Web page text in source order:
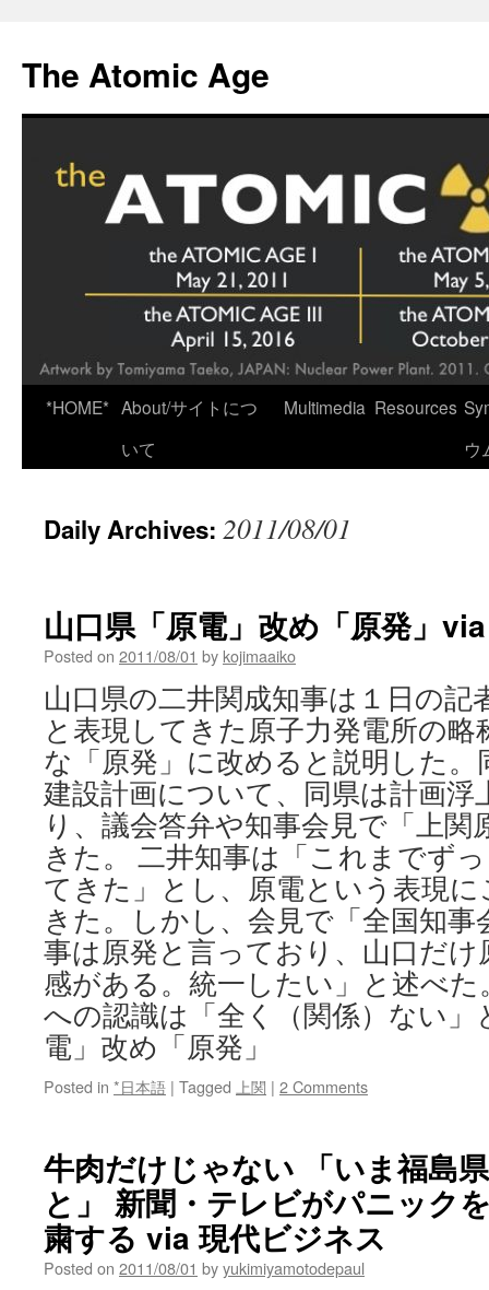
content
The Atomic Age
*HOME* About/サイトにつ
いて
Multimedia Resources
ウ
Daily Archives: 2011/08/01
山口県「原電」改め「原発」
Posted on 2011/08/01 by kojimaaiko
山口県の二井関成知事は１日の記
と表現してきた原子力発電所の
な「原発」に改めると説明した。
建設計画について、同県は計画浮
り、議会答弁や知事会見で「上関
きた。 二井知事は「これまでず
てきた」とし、原電という表現
きた。しかし、会見で「全国知
事は原発と言っており、山口だ
感がある。統一したい」と述べ
への認識は「全く（関係）ない」
電」改め「原発」
Posted in *日本語 | Tagged 上関 | 2 Comments
牛肉だけじゃない 「いま福島
と」 新聞・テレビがパニック
粛する via 現代ビジネス
Posted on 2011/08/01 byyukimiyamotodepaul